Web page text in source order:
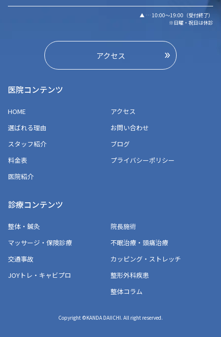
▲ … 10:00～19:00（受付終了）
※日曜・祝日は休診
アクセス
医院コンテンツ
HOME
選ばれる理由
スタッフ紹介
料金表
医院紹介
アクセス
お問い合わせ
ブログ
プライバシーポリシー
診療コンテンツ
整体・鍼灸
マッサージ・保険診療
交通事故
JOYトレ・キャビプロ
院長施術
不眠治療・頭痛治療
カッピング・ストレッチ
整形外科疾患
整体コラム
Copyright ©KANDA DAIICHI. All right reserved.